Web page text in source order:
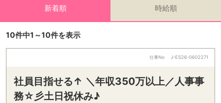
新着順 時給順
10件中1～10件を表示
仕事No J-ES26-0602271
社員目指せる↑ ＼年収350万以上／人事事
務☆彡土日祝休み♪